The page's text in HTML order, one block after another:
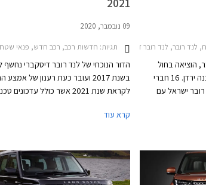
2026, לנד רובר דיפנדר 90 2021-2026לנד רובר דיפנדר 110 2020-2026
הוציאה בחול
המועד סוכות טיול במדינה השכנה ירדן. 16 חברי
רובר ישראל עם
ייחודיים וביקור
2021
09 נובמבר, 2020
תגיות: חדשות רכב, רכב חדש, פנאי שטח, לנד
הדור הנוכחי של לנד רובר דיסקברי נחשף
בשנת 2017 ועובר כעת רענון של אמצע
לקראת שנת 2021 אשר כולל עדכונים
הנעה חדשות.
קרא עוד